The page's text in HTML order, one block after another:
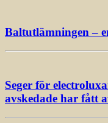
Baltutlämningen –
Seger för
avskedade har fått